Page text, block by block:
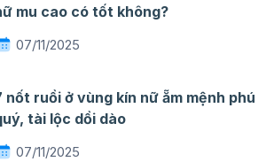
mu cao có tốt không?
07/11/2025
nốt ruồi ở vùng kín nữ ẵm mệnh phú
tài lộc dồi dào
07/11/2025